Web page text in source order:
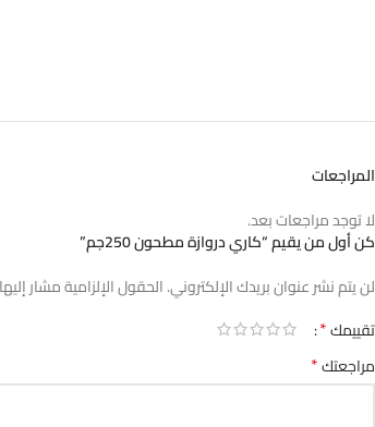
المراجعات
لا توجد مراجعات بعد.
كن أول من يقيم “كاري دروازة مطحون 250جم”
لن يتم نشر عنوان بريدك الإلكتروني.الحقول الإلزامية مشار
تقييمك*
مراجعتك*